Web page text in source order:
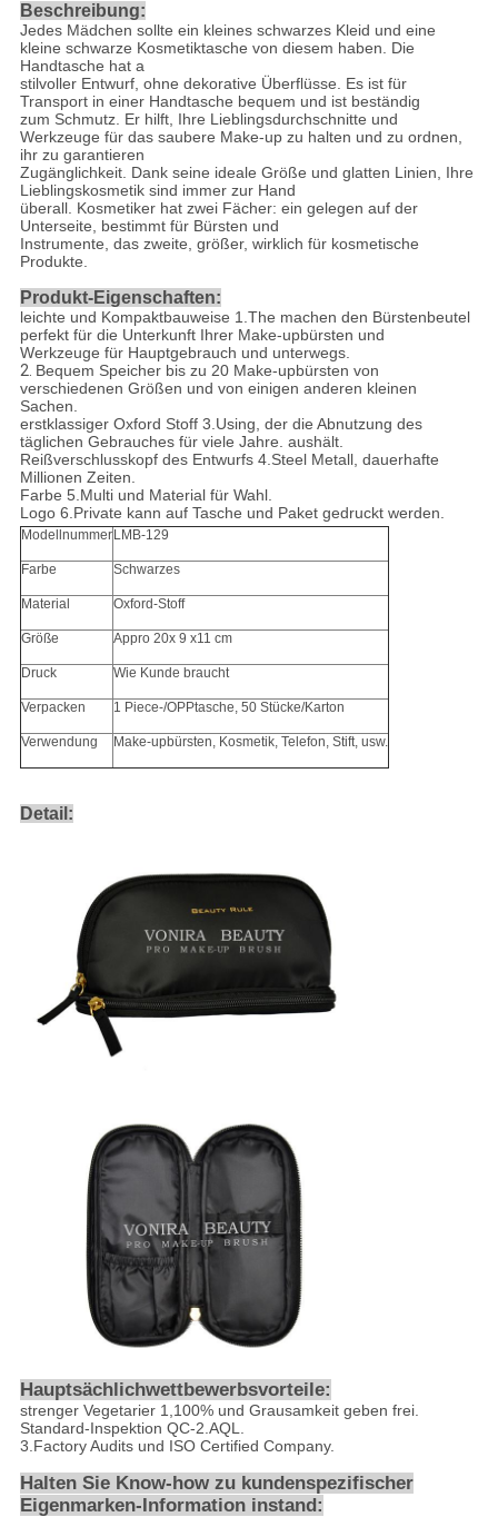
Beschreibung:
Jedes Mädchen sollte ein kleines schwarzes Kleid und eine
kleine schwarze Kosmetiktasche von diesem haben. Die
Handtasche hat a
stilvoller Entwurf, ohne dekorative Überflüsse. Es ist für
Transport in einer Handtasche bequem und ist beständig
zum Schmutz. Er hilft, Ihre Lieblingsdurchschnitte und
Werkzeuge für das saubere Make-up zu halten und zu ordnen,
ihr zu garantieren
Zugänglichkeit. Dank seine ideale Größe und glatten Linien, Ihre
Lieblingskosmetik sind immer zur Hand
überall. Kosmetiker hat zwei Fächer: ein gelegen auf der
Unterseite, bestimmt für Bürsten und
Instrumente, das zweite, größer, wirklich für kosmetische
Produkte.
Produkt-Eigenschaften:
leichte und Kompaktbauweise 1.The machen den Bürstenbeutel
perfekt für die Unterkunft Ihrer Make-upbürsten und
Werkzeuge für Hauptgebrauch und unterwegs.
2. Bequem Speicher bis zu 20 Make-upbürsten von
verschiedenen Größen und von einigen anderen kleinen
Sachen.
erstklassiger Oxford Stoff 3.Using, der die Abnutzung des
täglichen Gebrauches für viele Jahre. aushält.
Reißverschlusskopf des Entwurfs 4.Steel Metall, dauerhafte
Millionen Zeiten.
Farbe 5.Multi und Material für Wahl.
Logo 6.Private kann auf Tasche und Paket gedruckt werden.
Modellnummer LMB-129
Farbe Schwarzes
Material Oxford-Stoff
Größe Appro 20x 9 x11 cm
Druck Wie Kunde braucht
Verpacken 1 Piece-/OPPtasche, 50 Stücke/Karton
Verwendung Make-upbürsten, Kosmetik, Telefon, Stift, usw.
Detail:
Hauptsächlichwettbewerbsvorteile:
strenger Vegetarier 1,100% und Grausamkeit geben frei.
Standard-Inspektion QC-2.AQL.
3.Factory Audits und ISO Certified Company.
Halten Sie Know-how zu kundenspezifischer
Eigenmarken-Information instand: